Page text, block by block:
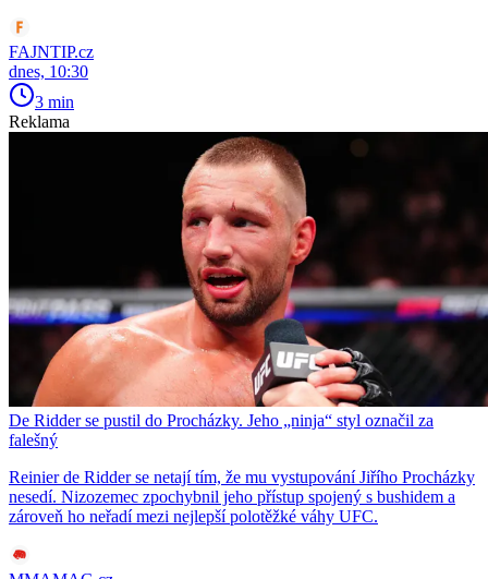
FAJNTIP.cz
dnes, 10:30
3 min
Reklama
De Ridder se pustil do Procházky. Jeho „ninja“ styl označil za
falešný
Reinier de Ridder se netají tím, že mu vystupování Jiřího Procházky
nesedí. Nizozemec zpochybnil jeho přístup spojený s bushidem a
zároveň ho neřadí mezi nejlepší polotěžké váhy UFC.